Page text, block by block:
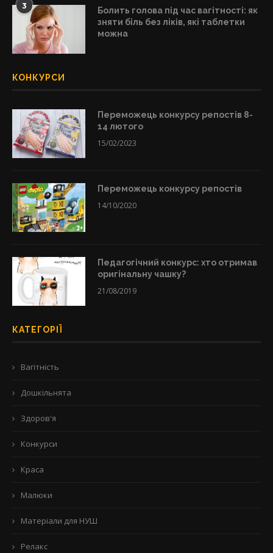
3
Болить голова під час вагітності: як
зняти біль без ліків, які таблетки
можна
КОНКУРСИ
Переможець конкурсу репостів 8-
14 лютого
15/02/2023
Переможець конкурсу репостів
14/10/2020
Педагогічний конкурс: хто отримав
оригінальну чашку?
21/08/2019
КАТЕГОРІЇ
Вагітність
Дошкільнята
Здоров'я
Конкурси
Краса
Малюки
Матеріали для НУШ
Релакс